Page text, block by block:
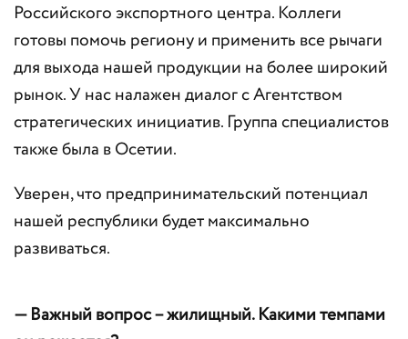
Российского экспортного центра. Коллеги
готовы помочь региону и применить все рычаги
для выхода нашей продукции на более широкий
рынок. У нас налажен диалог с Агентством
стратегических инициатив. Группа специалистов
также была в Осетии.
Уверен, что предпринимательский потенциал
нашей республики будет максимально
развиваться.
— Важный вопрос – жилищный. Какими темпами